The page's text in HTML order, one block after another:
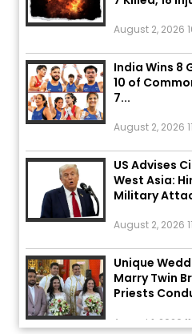
India Wins 8
10 of
7...
US Advises
West Asia:
Military
Unique
Marry Twin
Priests